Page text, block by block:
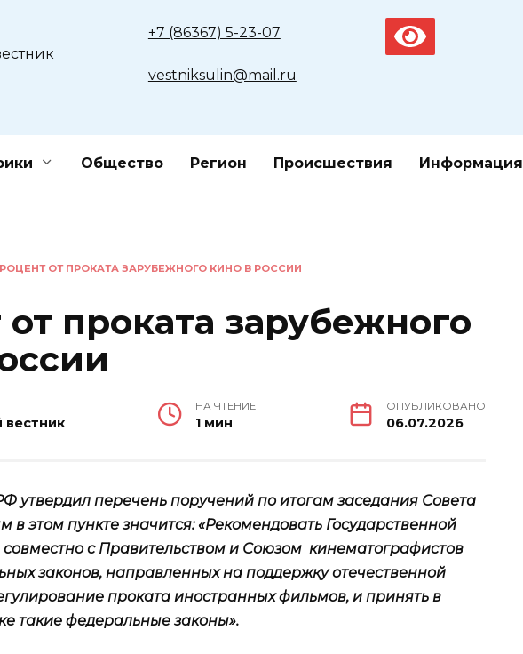
+7 (86367) 5-23-07
vestniksulin@mail.ru
Общество Регион Происшествия Информация
ОТ ПРОКАТА ЗАРУБЕЖНОГО КИНО В РОССИИ
проката зарубежного
вестник
НА ЧТЕНИЕ
1 мин
ОПУБЛИКОВАНО
06.07.2026
утвердил перечень поручений по итогам заседания Совета
в этом пункте значится: «Рекомендовать Государственной
с Правительством и Союзом кинематографистов
законов, направленных на поддержку отечественной
проката иностранных фильмов, и принять в
такие федеральные законы».